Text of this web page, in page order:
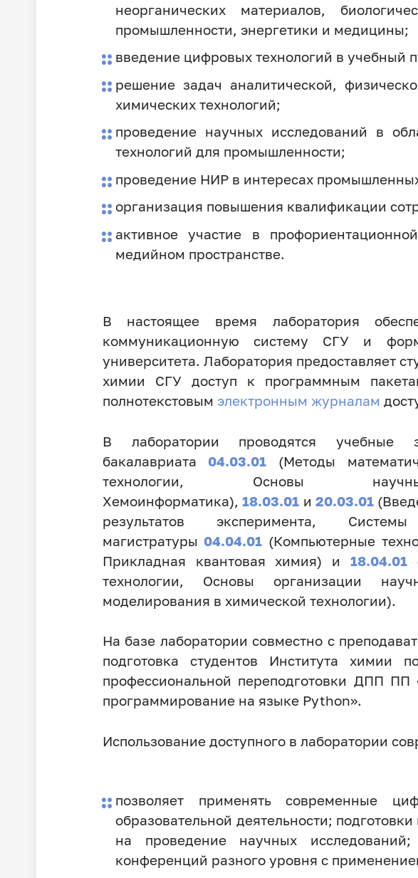
неорганических материалов,
промышленности, энергетики и медицины;
введение цифровых технологий в учебный
решение задач аналитической,
химических технологий;
проведение научных исследований в
технологий для промышленности;
проведение НИР в интересах
организация повышения квалификации
активное участие в
медийном пространстве.
В настоящее время лаборатория
коммуникационную систему СГУ и
университета. Лаборатория предоставляет
химии СГУ доступ к программным
полнотекстовым электронным журналам
В лаборатории проводятся учебные
бакалавриата 04.03.01 (Методы
технологии, Основы
Хемоинформатика),18.03.01 и 20.03.01
результатов эксперимента,
магистратуры 04.04.01 (Компьютерные
Прикладная квантовая химия) и 18.04.01
технологии, Основы организации
моделирования в химической технологии).
На базе лаборатории совместно с
подготовка студентов Института химии
профессиональной переподготовки ДПП ПП
программирование на языке Python».
Использование доступного в лаборатории
позволяет применять современные
образовательной деятельности;
на проведение научных
конференций разного уровня с